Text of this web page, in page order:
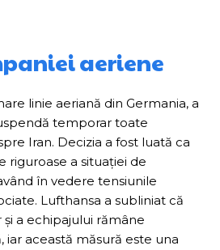
aeriene
linie aeriană din Germania, a
temporar toate
Iran. Decizia a fost luată ca
riguroase a situației de
în vedere tensiunile
Lufthansa a subliniat că
a echipajului rămâne
această măsură este una